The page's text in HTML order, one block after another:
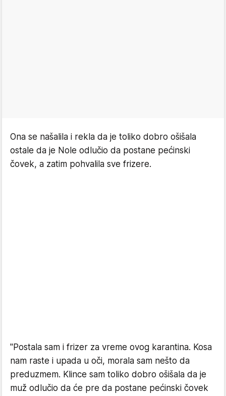
Ona se našalila i rekla da je toliko dobro ošišala
ostale da je Nole odlučio da postane pećinski
čovek, a zatim pohvalila sve frizere.
"Postala sam i frizer za vreme ovog karantina. Kosa
nam raste i upada u oči, morala sam nešto da
preduzmem. Klince sam toliko dobro ošišala da je
muž odlučio da će pre da postane pećinski čovek